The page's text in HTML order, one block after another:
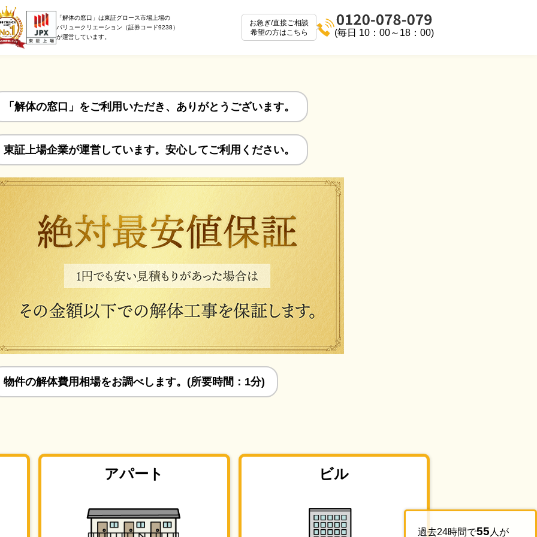
「解体の窓口」は東証グロース市場上場の
バリュークリエーション（証券コード9238）
が運営しています。
お急ぎ/直接ご相談
希望の方はこちら
(毎日 10：00～18：00)
過去24時間で55 人が
「解体の窓口」をご利用いただき、ありがとうございます。
東証上場企業が運営しています。安心してご利用ください。
物件の解体費用相場をお調べします。(所要時間：1分)
アパート ビル